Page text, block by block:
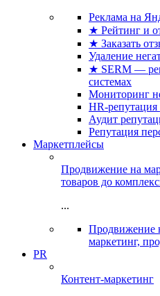
Реклама на
★ Рейтинг и
★ Заказать
Удаление
★ SERM —
системах
Мониторинг
HR-репутация
Аудит
Репутация
Маркетплейсы
Продвижение на
товаров до
...
Продвижение
маркетинг,
PR
Контент-маркетинг